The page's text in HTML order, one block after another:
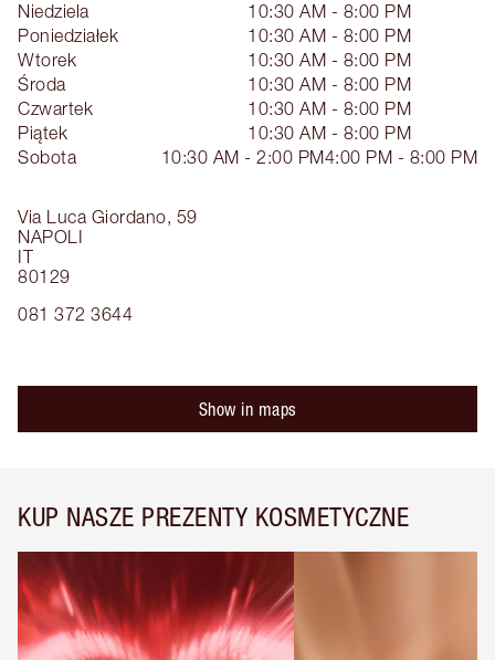
Via Luca Giordano, 59
NAPOLI
IT
80129
081 372 3644
Niedziela
10:30 AM - 8:00 PM
Poniedziałek
10:30 AM - 8:00 PM
Wtorek
10:30 AM - 8:00 PM
Środa
10:30 AM - 8:00 PM
Czwartek
10:30 AM - 8:00 PM
Piątek
10:30 AM - 8:00 PM
Sobota
10:30 AM - 2:00 PM4:00 PM - 8:00 PM
Show in maps
KUP NASZE PREZENTY KOSMETYCZNE